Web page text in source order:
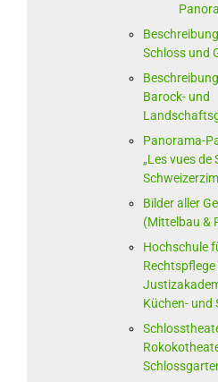
Schloss und
Barock- und
Panorama-
„Les vues de
Bilder aller
(Mittelbau &
Hochschule
Rechtspflege
Küchen- und